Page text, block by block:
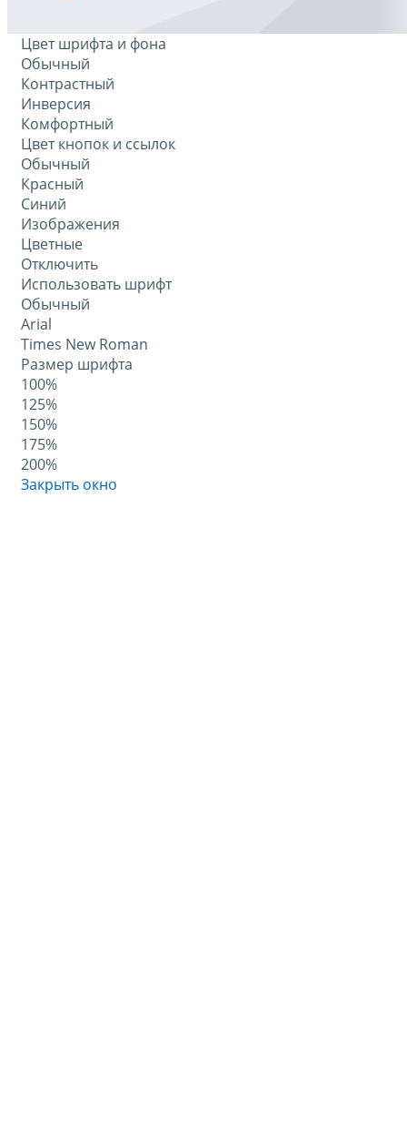
Цвет шрифта и фона
Обычный
Контрастный
Инверсия
Комфортный
Цвет кнопок и ссылок
Обычный
Красный
Синий
Изображения
Цветные
Отключить
Использовать шрифт
Обычный
Arial
Times New Roman
Размер шрифта
100%
125%
150%
175%
200%
Закрыть окно